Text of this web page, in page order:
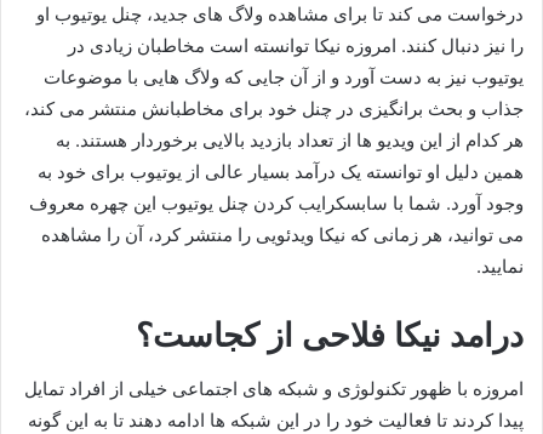
درخواست می‌ کند تا برای مشاهده ولاگ های جدید، چنل یوتیوب او
را نیز دنبال کنند. امروزه نیکا توانسته است مخاطبان زیادی در
یوتیوب نیز به دست آورد و از آن جایی که ولاگ هایی با موضوعات
جذاب و بحث برانگیزی در چنل خود برای مخاطبانش منتشر می‌ کند،
هر کدام از این ویدیو ها از تعداد بازدید بالایی برخوردار هستند. به
همین دلیل او توانسته یک درآمد بسیار عالی از یوتیوب برای خود به
وجود آورد. شما با سابسکرایب کردن چنل یوتیوب این چهره معروف
می توانید، هر زمانی که نیکا ویدئویی را منتشر کرد، آن را مشاهده
نمایید.
درامد نیکا فلاحی از کجاست؟
امروزه با ظهور تکنولوژی و شبکه های اجتماعی خیلی از افراد تمایل
پیدا کردند تا فعالیت خود را در این شبکه‌ ها ادامه دهند تا به این گونه